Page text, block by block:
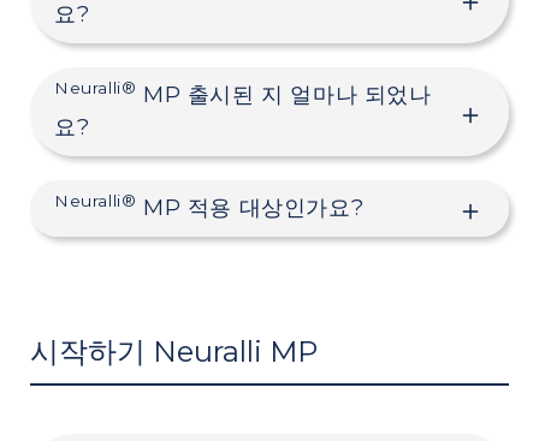
요?
Neuralli® MP 출시된 지 얼마나 되었나
요?
Neuralli® MP 적용 대상인가요?
시작하기 Neuralli MP